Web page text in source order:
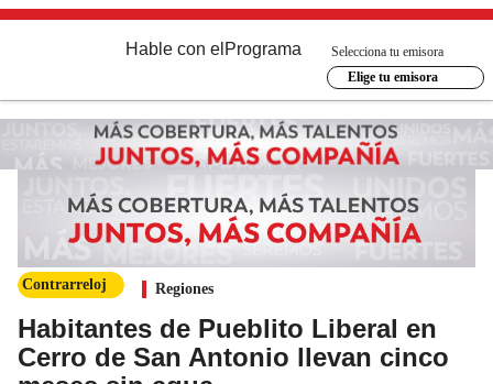
Hable con el Programa
Selecciona tu emisora
Elige tu emisora
Contrarreloj Regiones
Habitantes de Pueblito Liberal en
Cerro de San Antonio llevan cinco